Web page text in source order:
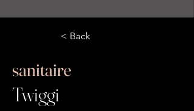
Leuvensesteenweg 526 / 1930 Zaventem
< Back
sanitaire
Twiggi